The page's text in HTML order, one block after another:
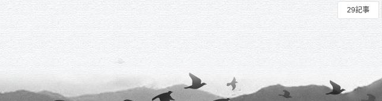
29記事